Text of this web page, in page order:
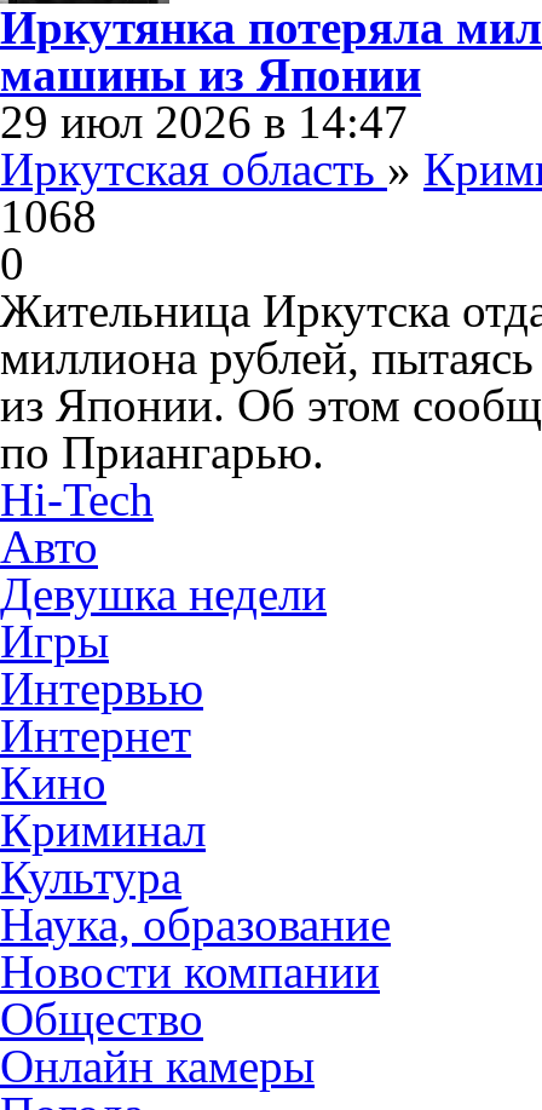
Иркутянка потеряла
машины из Японии
29 июл 2026 в 14:47
Иркутская область »
1068
0
Жительница Иркутска
миллиона рублей,
из Японии. Об этом
по Приангарью.
Hi-Tech
Авто
Девушка недели
Игры
Интервью
Интернет
Кино
Криминал
Культура
Наука, образование
Новости компании
Общество
Онлайн камеры